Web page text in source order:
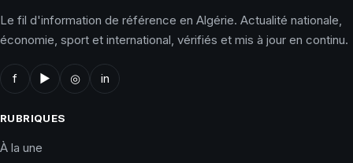
Le fil d'information de référence en Algérie. Actualité nationale,
économie, sport et international, vérifiés et mis à jour en continu.
f ▶ ◎ in
RUBRIQUES
À la une